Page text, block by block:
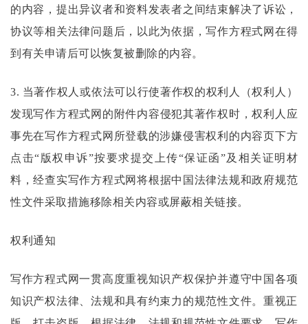
的内容，提出异议者和资料发表者之间结束解决了诉讼，
协议等相关法律问题后，以此为依据，写作方程式网在得
到有关申请后可以恢复被删除的内容。
3. 当著作权人或依法可以行使著作权的权利人（权利人）
发现写作方程式网的附件内容侵犯其著作权时，权利人应
事先在写作方程式网所登载的涉嫌侵害权利的内容页下方
点击“版权申诉”按要求提交上传“保证函”及相关证明材
料，经查实写作方程式网将根据中国法律法规和政府规范
性文件采取措施移除相关内容或屏蔽相关链接。
权利通知
写作方程式网一贯高度重视知识产权保护并遵守中国各项
知识产权法律、法规和具有约束力的规范性文件。重视正